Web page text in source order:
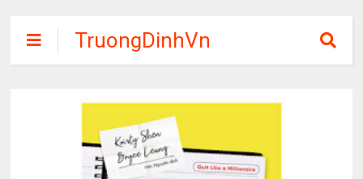
TruongDinhVn
Chia sẽ ebook,
phần mềm học
tập miễn phí